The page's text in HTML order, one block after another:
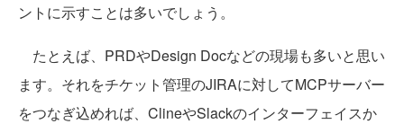
ントに示すことは多いでしょう。
たとえば、PRDやDesign Docなどの現場も多いと思い
ます。それをチケット管理のJIRAに対してMCPサーバー
をつなぎ込めれば、ClineやSlackのインターフェイスか